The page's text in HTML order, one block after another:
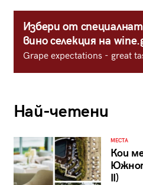
Избери от
вино селекция на
Grape expectations - great
Най-четени
МЕСТА
Кои
II)